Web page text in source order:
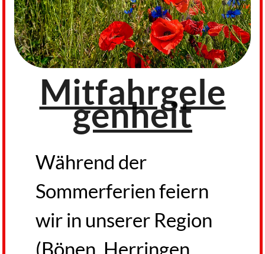
Mitfahrgele
genheit
Während der
Sommerferien feiern
wir in unserer Region
(Bönen, Herringen